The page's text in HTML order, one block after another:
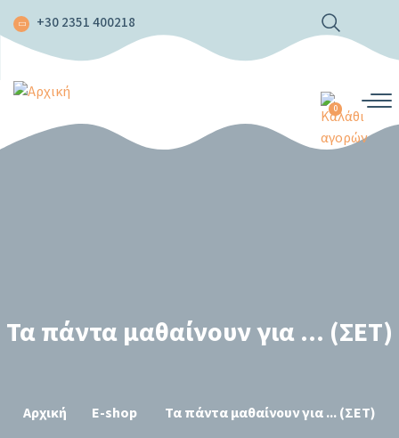
προς
περιεχόμενο
+30 2351 400218
0
Τα πάντα μαθαίνουν για ... (ΣΕΤ)
Αρχική E-shop Τα πάντα μαθαίνουν για ... (ΣΕΤ)